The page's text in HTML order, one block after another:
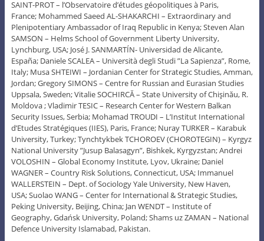
SAINT-PROT – l’Observatoire d’études géopolitiques à Paris,
France; Mohammed Saeed AL-SHAKARCHI – Extraordinary and
Plenipotentiary Ambassador of Iraq Republic in Kenya; Steven Alan
SAMSON – Helms School of Government Liberty University,
Lynchburg, USA; José J. SANMARTÍN- Universidad de Alicante,
España; Daniele SCALEA – Università degli Studi ”La Sapienza”, Rome,
Italy; Musa SHTEIWI – Jordanian Center for Strategic Studies, Amman,
Jordan; Gregory SIMONS – Centre for Russian and Eurasian Studies
Uppsala, Sweden; Vitalie SOCHIRCĂ – State University of Chişinău, R.
Moldova ; Vladimir TESIC – Research Center for Western Balkan
Security Issues, Serbia; Mohamad TROUDI – L’Institut International
d’Etudes Stratégiques (IIES), Paris, France; Nuray TURKER – Karabuk
University, Turkey; Tynchtykbek TCHOROEV (CHOROTEGIN) – Kyrgyz
National University ”Jusup Balasagyn”, Bishkek, Kyrgyzstan; Andrei
VOLOSHIN – Global Economy Institute, Lyov, Ukraine; Daniel
WAGNER – Country Risk Solutions, Connecticut, USA; Immanuel
WALLERSTEIN – Dept. of Sociology Yale University, New Haven,
USA; Suolao WANG – Center for International & Strategic Studies,
Peking University, Beijing, China; Jan WENDT – Institute of
Geography, Gdańsk University, Poland; Shams uz ZAMAN – National
Defence University Islamabad, Pakistan.